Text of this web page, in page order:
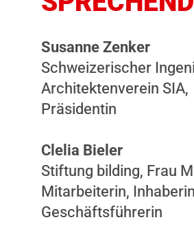
Susanne Zenker
Schweizerischer
Architektenverein SIA,
Präsidentin
Clelia Bieler
Stiftung bilding, Frau
Mitarbeiterin,
Geschäftsführerin